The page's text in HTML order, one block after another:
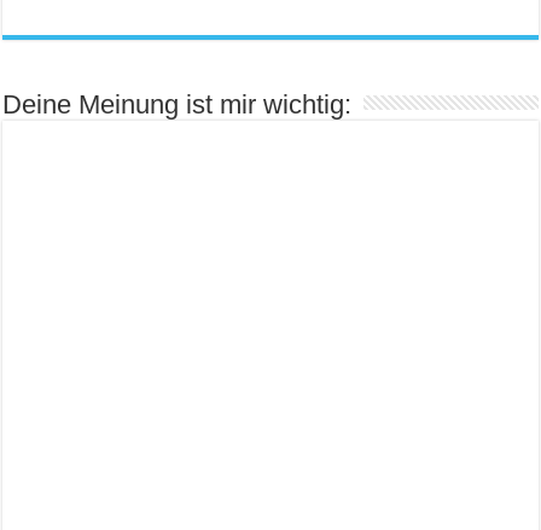
Deine Meinung ist mir wichtig: